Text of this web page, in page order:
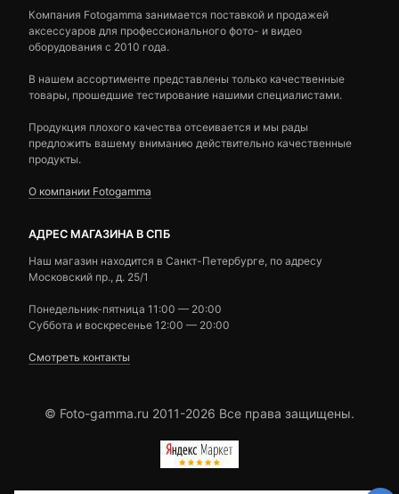
Компания Fotogamma занимается поставкой и продажей
аксессуаров для профессионального фото- и видео
оборудования с 2010 года.
В нашем ассортименте представлены только качественные
товары, прошедшие тестирование нашими специалистами.
Продукция плохого качества отсеивается и мы рады
предложить вашему вниманию действительно качественные
продукты.
О компании Fotogamma
АДРЕС МАГАЗИНА В СПБ
Наш магазин находится в Санкт-Петербурге, по адресу
Московский пр., д. 25/1
Понедельник-пятница 11:00 — 20:00
Суббота и воскресенье 12:00 — 20:00
Смотреть контакты
© Foto-gamma.ru 2011-2026 Все права защищены.